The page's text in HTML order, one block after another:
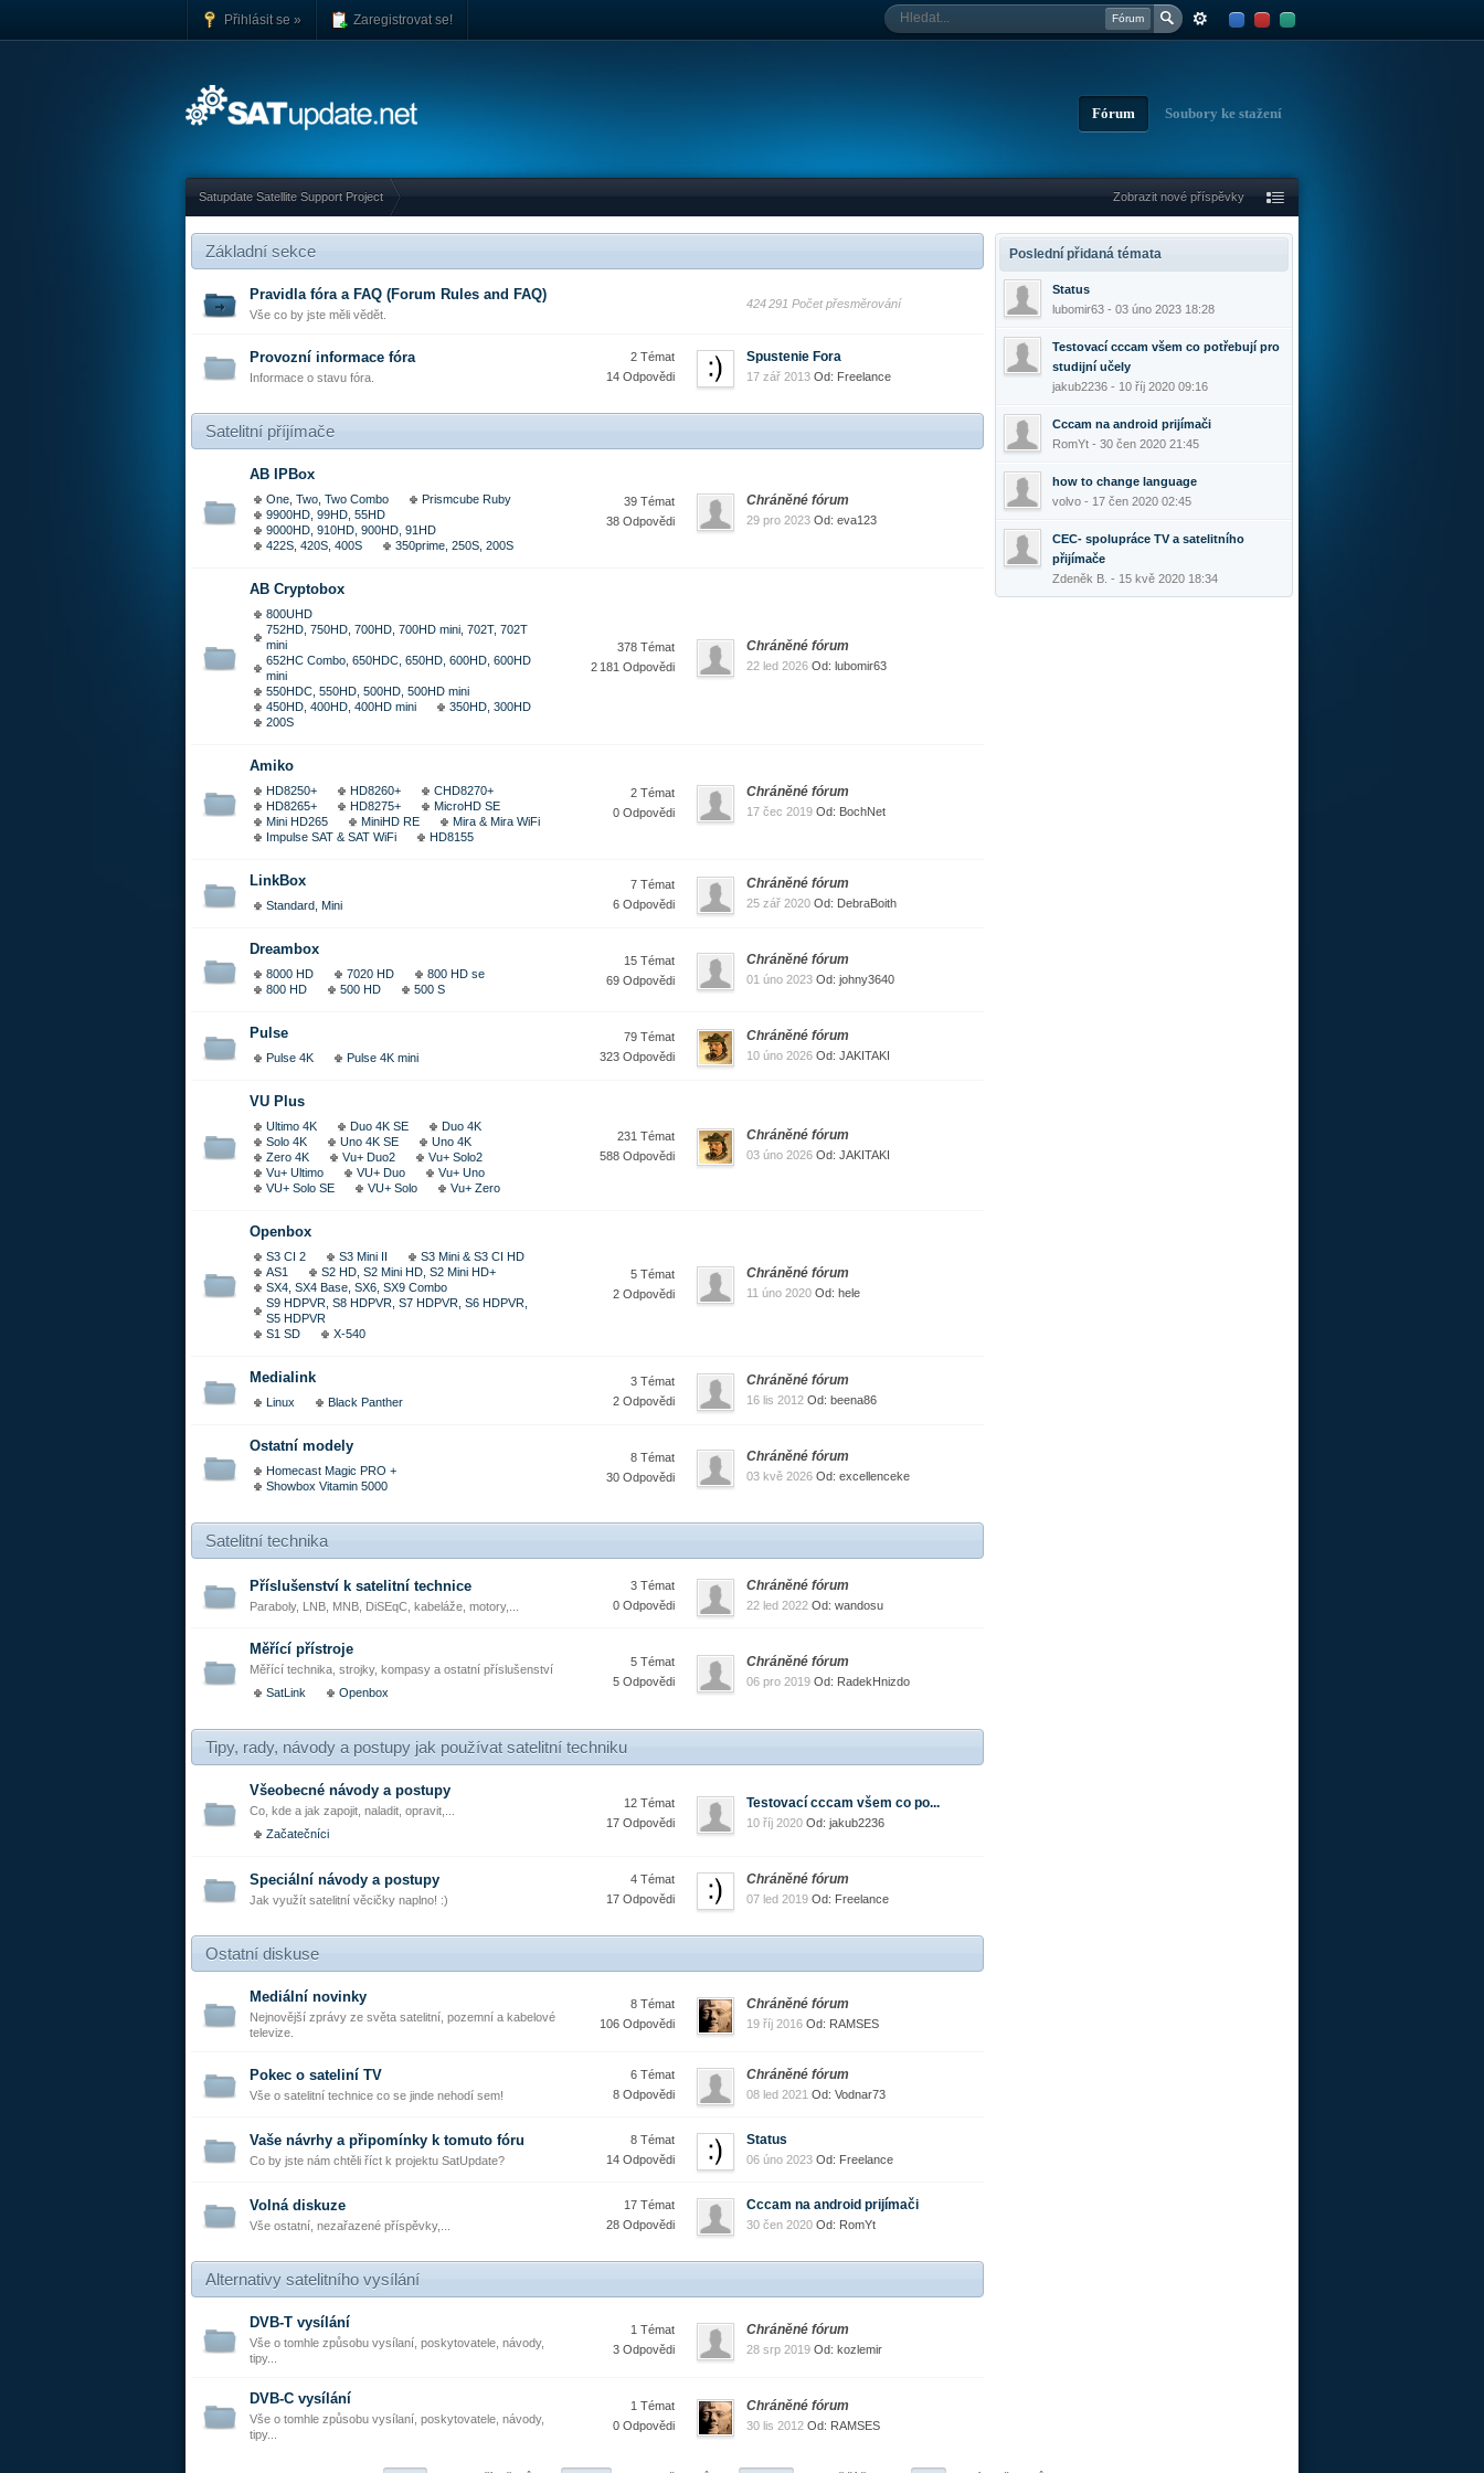
Přihlásit se » Zaregistrovat se! Fórum
Fórum Soubory ke stažení
Satupdate Satellite Support Project Zobrazit nové příspěvky
Základní sekce
Pravidla fóra a FAQ (Forum Rules and FAQ)
Vše co by jste měli vědět.
424 291 Počet přesměrování
Provozní informace fóra
Informace o stavu fóra.
2 Témat
14 Odpovědi
Spustenie Fora
17 zář 2013 Od: Freelance
Satelitní příjímače
AB IPBox
One, Two, Two Combo
Prismcube Ruby
9900HD, 99HD, 55HD
9000HD, 910HD, 900HD, 91HD
422S, 420S, 400S
350prime, 250S, 200S
39 Témat
38 Odpovědi
Chráněné fórum
29 pro 2023 Od: eva123
AB Cryptobox
800UHD
752HD, 750HD, 700HD, 700HD mini, 702T, 702T
mini
652HC Combo, 650HDC, 650HD, 600HD, 600HD
mini
550HDC, 550HD, 500HD, 500HD mini
450HD, 400HD, 400HD mini
350HD, 300HD
200S
378 Témat
2 181 Odpovědi
Chráněné fórum
22 led 2026 Od: lubomir63
Amiko
HD8250+ HD8260+
CHD8270+
HD8265+
HD8275+
MicroHD SE
Mini HD265
MiniHD RE
Mira & Mira WiFi
Impulse SAT & SAT WiFi
HD8155
2 Témat
0 Odpovědi
Chráněné fórum
17 čec 2019 Od: BochNet
LinkBox
Standard, Mini
7 Témat
6 Odpovědi
Chráněné fórum
25 zář 2020 Od: DebraBoith
Dreambox
8000 HD 7020 HD
800 HD se
800 HD
500 HD 500 S
15 Témat
69 Odpovědi
Chráněné fórum
01 úno 2023 Od: johny3640
Pulse
Pulse 4K Pulse 4K mini
79 Témat
323 Odpovědi
Chráněné fórum
10 úno 2026 Od: JAKITAKI
VU Plus
Ultimo 4K Duo 4K SE
Duo 4K
Solo 4K
Uno 4K SE
Uno 4K
Zero 4K
Vu+ Duo2
Vu+ Solo2
Vu+ Ultimo
VU+ Duo
Vu+ Uno
VU+ Solo SE
VU+ Solo Vu+ Zero
231 Témat
588 Odpovědi
Chráněné fórum
03 úno 2026 Od: JAKITAKI
Openbox
S3 CI 2 S3 Mini II
S3 Mini & S3 CI HD
AS1
S2 HD, S2 Mini HD, S2 Mini HD+
SX4, SX4 Base, SX6, SX9 Combo
S9 HDPVR, S8 HDPVR, S7 HDPVR, S6 HDPVR,
S5 HDPVR
S1 SD
X-540
5 Témat
2 Odpovědi
Chráněné fórum
11 úno 2020 Od: hele
Medialink
Linux Black Panther
3 Témat
2 Odpovědi
Chráněné fórum
16 lis 2012 Od: beena86
Ostatní modely
Homecast Magic PRO +
Showbox Vitamin 5000
8 Témat
30 Odpovědi
Chráněné fórum
03 kvě 2026 Od: excellenceke
Satelitní technika
Příslušenství k satelitní technice
Paraboly, LNB, MNB, DiSEqC, kabeláže, motory,...
3 Témat
0 Odpovědi
Chráněné fórum
22 led 2022 Od: wandosu
Měřící přístroje
Měřící technika, strojky, kompasy a ostatní příslušenství
SatLink
Openbox
5 Témat
5 Odpovědi
Chráněné fórum
06 pro 2019 Od: RadekHnizdo
Tipy, rady, návody a postupy jak používat satelitní techniku
Všeobecné návody a postupy
Co, kde a jak zapojit, naladit, opravit,...
Začatečníci
12 Témat
17 Odpovědi
Testovací cccam všem co po...
10 říj 2020 Od: jakub2236
Speciální návody a postupy
Jak využít satelitní věcičky naplno! :)
4 Témat
17 Odpovědi
Chráněné fórum
07 led 2019 Od: Freelance
Ostatní diskuse
Mediální novinky
Nejnovější zprávy ze světa satelitní, pozemní a kabelové
televize.
8 Témat
106 Odpovědi
Chráněné fórum
19 říj 2016 Od: RAMSES
Pokec o sateliní TV
Vše o satelitní technice co se jinde nehodí sem!
6 Témat
8 Odpovědi
Chráněné fórum
08 led 2021 Od: Vodnar73
Vaše návrhy a připomínky k tomuto fóru
Co by jste nám chtěli říct k projektu SatUpdate?
8 Témat
14 Odpovědi
Status
06 úno 2023 Od: Freelance
Volná diskuze
Vše ostatní, nezařazené příspěvky,...
17 Témat
28 Odpovědi
Cccam na android prijímači
30 čen 2020 Od: RomYt
Alternativy satelitního vysílání
DVB-T vysílání
Vše o tomhle způsobu vysílaní, poskytovatele, návody,
tipy...
1 Témat
3 Odpovědi
Chráněné fórum
28 srp 2019 Od: kozlemir
DVB-C vysílání
Vše o tomhle způsobu vysílaní, poskytovatele, návody,
tipy...
1 Témat
0 Odpovědi
Chráněné fórum
30 lis 2012 Od: RAMSES
Poslední přidaná témata
Status
lubomir63 - 03 úno 2023 18:28
Testovací cccam všem co potřebují pro
studijní učely
jakub2236 - 10 říj 2020 09:16
Cccam na android prijímači
RomYt - 30 čen 2020 21:45
how to change language
volvo - 17 čen 2020 02:45
CEC- spolupráce TV a satelitního
přijímače
Zdeněk B. - 15 kvě 2020 18:34